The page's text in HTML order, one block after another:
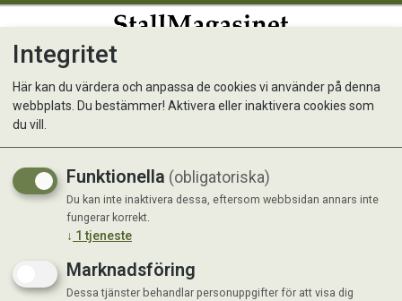
Äggkartong 10 ägg
Integritet
Här kan du värdera och anpassa de cookies vi använder på denna
webbplats. Du bestämmer! Aktivera eller inaktivera cookies som
du vill.
Funktionella (obligatoriska)
Du kan inte inaktivera dessa, eftersom webbsidan annars inte
fungerar korrekt.
↓ 1 tjeneste
Marknadsföring
Dessa tjänster behandlar personuppgifter för att visa dig